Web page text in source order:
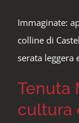
Immaginate:
colline di
serata leggera
Tenuta
cultura